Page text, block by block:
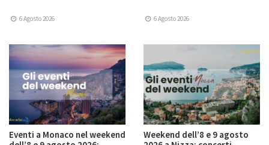
6 Agosto 2026 6 Agosto 2026
Eventi a Monaco nel weekend
Weekend dell’8 e 9 agosto